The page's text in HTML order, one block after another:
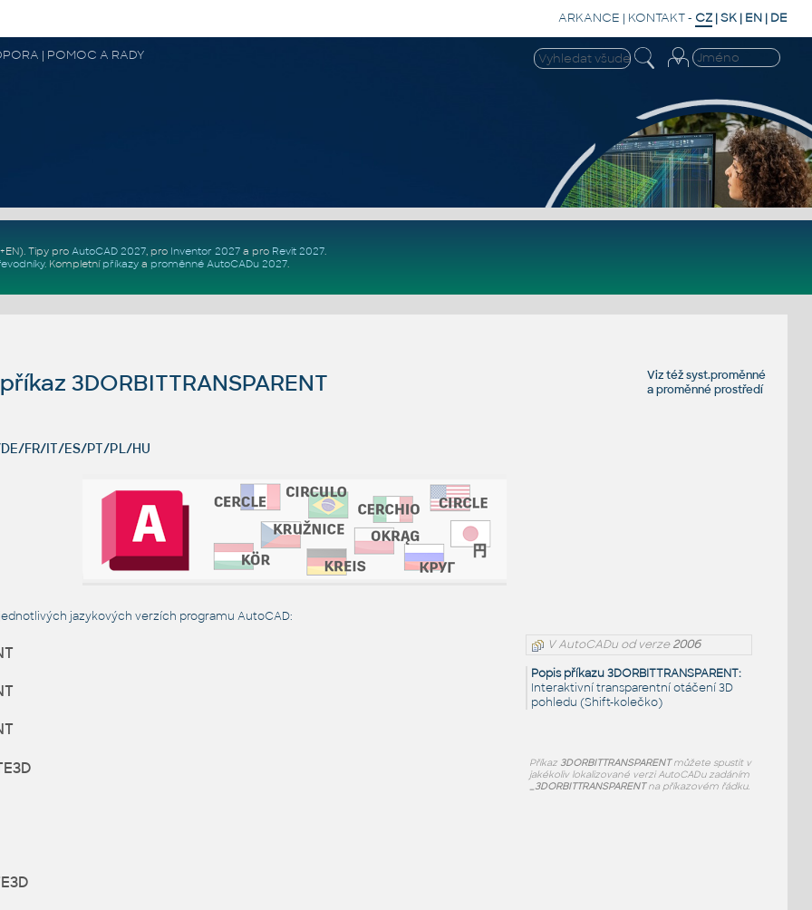
ARKANCE | KONTAKT- CZ |SK | EN | DE
| POMOC A RADY
. Tipy pro AutoCAD 2027, pro Inventor 2027a pro Revit 2027.
. Kompletní příkazya proměnné AutoCADu 2027.
Viz téžsyst.proměnné
aproměnné prostředí
3DORBITTRANSPARENT
FR/IT/ES/PT/PL/HU
jazykových verzích programu AutoCAD:
V AutoCADu od verze2006
Popis příkazu 3DORBITTRANSPARENT:
Interaktivní transparentní otáčení 3D
pohledu (Shift-kolečko)
Příkaz 3DORBITTRANSPARENTmůžete spustit v
jakékoliv lokalizované verzi AutoCADu zadáním
_3DORBITTRANSPARENTna příkazovém řádku.